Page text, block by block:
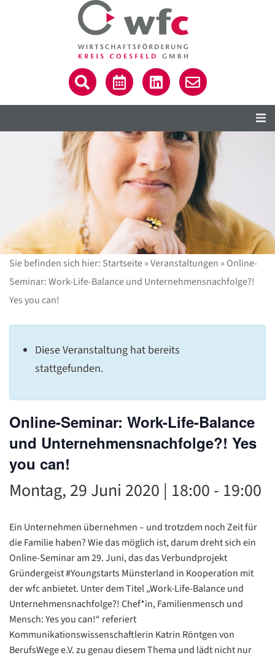
Sie befinden sich hier: Startseite»Veranstaltungen » Online-
Seminar: Work-Life-Balance und Unternehmensnachfolge?!
Yes you can!
Diese Veranstaltung hat bereits
stattgefunden.
Online-Seminar: Work-Life-Balance
und Unternehmensnachfolge?! Yes
you can!
Montag, 29 Juni 2020 | 18:00 - 19:00
Ein Unternehmen übernehmen – und trotzdem noch Zeit für
die Familie haben? Wie das möglich ist, darum dreht sich ein
Online-Seminar am 29. Juni, das das Verbundprojekt
Gründergeist #Youngstarts Münsterland in Kooperation mit
der wfc anbietet. Unter dem Titel „Work-Life-Balance und
Unternehmensnachfolge?! Chef*in, Familienmensch und
Mensch: Yes you can!“ referiert
Kommunikationswissenschaftlerin Katrin Röntgen von
BerufsWege e.V. zu genau diesem Thema und lädt nicht nur